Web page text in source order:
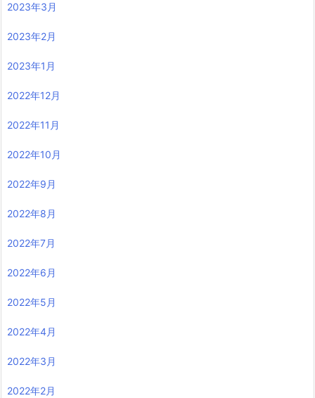
2023年3月
2023年2月
2023年1月
2022年12月
2022年11月
2022年10月
2022年9月
2022年8月
2022年7月
2022年6月
2022年5月
2022年4月
2022年3月
2022年2月